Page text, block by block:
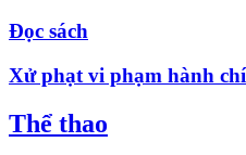
Đọc sách
Xử phạt vi phạm hành
Thể thao